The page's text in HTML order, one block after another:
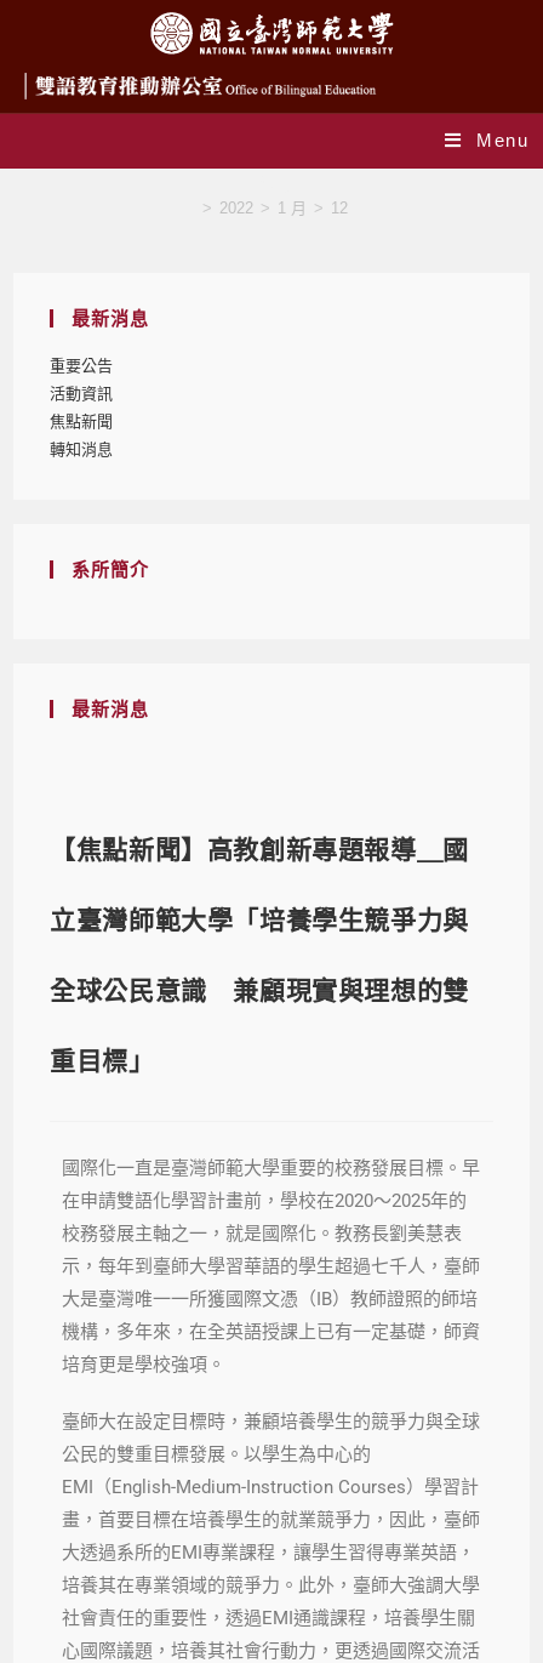
Menu
> 2022 > 1 月 > 12
最新消息
重要公告
活動資訊
焦點新聞
轉知消息
系所簡介
最新消息
【焦點新聞】高教創新專題報導＿國
立臺灣師範大學「培養學生競爭力與
全球公民意識 兼顧現實與理想的雙
重目標」
國際化一直是臺灣師範大學重要的校務發展目標。早
在申請雙語化學習計畫前，學校在2020～2025年的
校務發展主軸之一，就是國際化。教務長劉美慧表
示，每年到臺師大學習華語的學生超過七千人，臺師
大是臺灣唯一一所獲國際文憑（IB）教師證照的師培
機構，多年來，在全英語授課上已有一定基礎，師資
培育更是學校強項。
臺師大在設定目標時，兼顧培養學生的競爭力與全球
公民的雙重目標發展。以學生為中心的
EMI（English-Medium-Instruction Courses）學習計
畫，首要目標在培養學生的就業競爭力，因此，臺師
大透過系所的EMI專業課程，讓學生習得專業英語，
培養其在專業領域的競爭力。此外，臺師大強調大學
社會責任的重要性，透過EMI通識課程，培養學生關
心國際議題，培養其社會行動力，更透過國際交流活